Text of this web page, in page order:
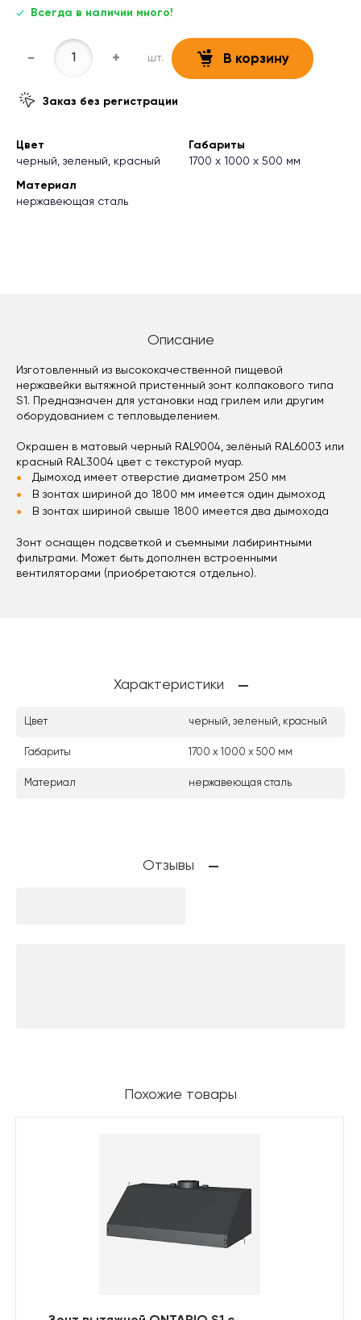
Всегда в наличии много!
- + шт. В корзину
Заказ без регистрации
Цвет
черный, зеленый, красный
Габариты
1700 х 1000 х 500 мм
Материал
нержавеющая сталь
Описание
Изготовленный из высококачественной пищевой
нержавейки вытяжной пристенный зонт колпакового типа
S1. Предназначен для установки над грилем или другим
оборудованием с тепловыделением.
Окрашен в матовый черный RAL9004, зелёный RAL6003 или
красный RAL3004 цвет с текстурой муар.
Дымоход имеет отверстие диаметром 250 мм
В зонтах шириной до 1800 мм имеется один дымоход
В зонтах шириной свыше 1800 имеется два дымохода
Зонт оснащен подсветкой и съемными лабиринтными
фильтрами. Может быть дополнен встроенными
вентиляторами (приобретаются отдельно).
Характеристики
Цвет черный, зеленый, красный
Габариты 1700 х 1000 х 500 мм
Материал нержавеющая сталь
Отзывы
Похожие товары